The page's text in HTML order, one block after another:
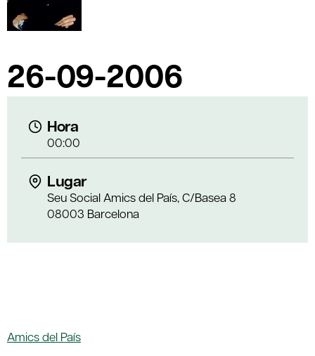
26-09-2006
Hora
00:00
Lugar
Seu Social Amics del País, C/Basea 8
08003 Barcelona
Amics del País